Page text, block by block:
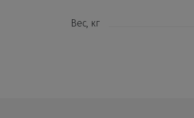
Вес, кг